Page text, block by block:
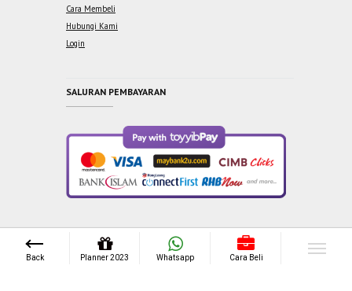
Cara Membeli
Hubungi Kami
Login
SALURAN PEMBAYARAN
Copyright © 2021 One Syabab Sdn Bhd